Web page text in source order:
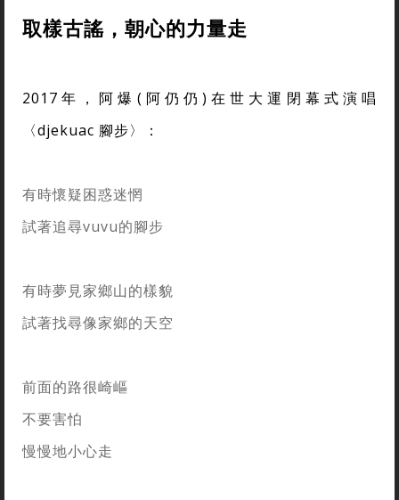
取樣古謠，朝心的力量走
2017年，阿爆(阿仍仍)在世大運閉幕式演唱
〈djekuac 腳步〉：
有時懷疑困惑迷惘
試著追尋vuvu的腳步
有時夢見家鄉山的樣貌
試著找尋像家鄉的天空
前面的路很崎嶇
不要害怕
慢慢地小心走